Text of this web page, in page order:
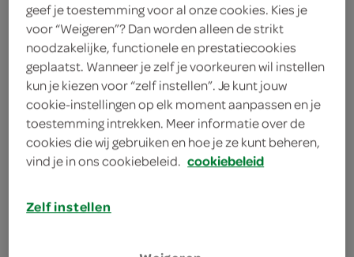
1 kaneelstokje
1 eetlepel kerriepoeder
1 eetlepel garam masala
300 gram kipdijfilets
300 gram kipfilets
geef je toestemming voor al onze cookies. Kies je
voor “Weigeren”? Dan worden alleen de strikt
noodzakelijke, functionele en prestatiecookies
geplaatst. Wanneer je zelf je voorkeuren wil instellen
kun je kiezen voor “zelf instellen”. Je kunt jouw
cookie-instellingen op elk moment aanpassen en je
toestemming intrekken. Meer informatie over de
cookies die wij gebruiken en hoe je ze kunt beheren,
vind je in ons cookiebeleid. cookiebeleid
Zelf instellen